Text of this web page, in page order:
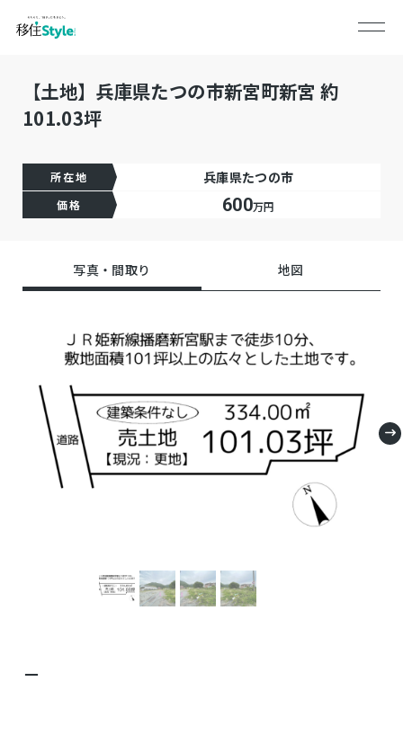
【土地】兵庫県たつの市新宮町新宮 約
101.03坪
所在地 兵庫県たつの市
価格 600万円
写真・間取り 地図
－